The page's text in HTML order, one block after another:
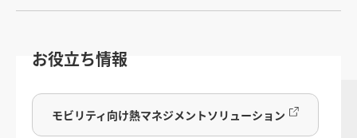
お役立ち情報
モビリティ向け熱マネジメントソリューション